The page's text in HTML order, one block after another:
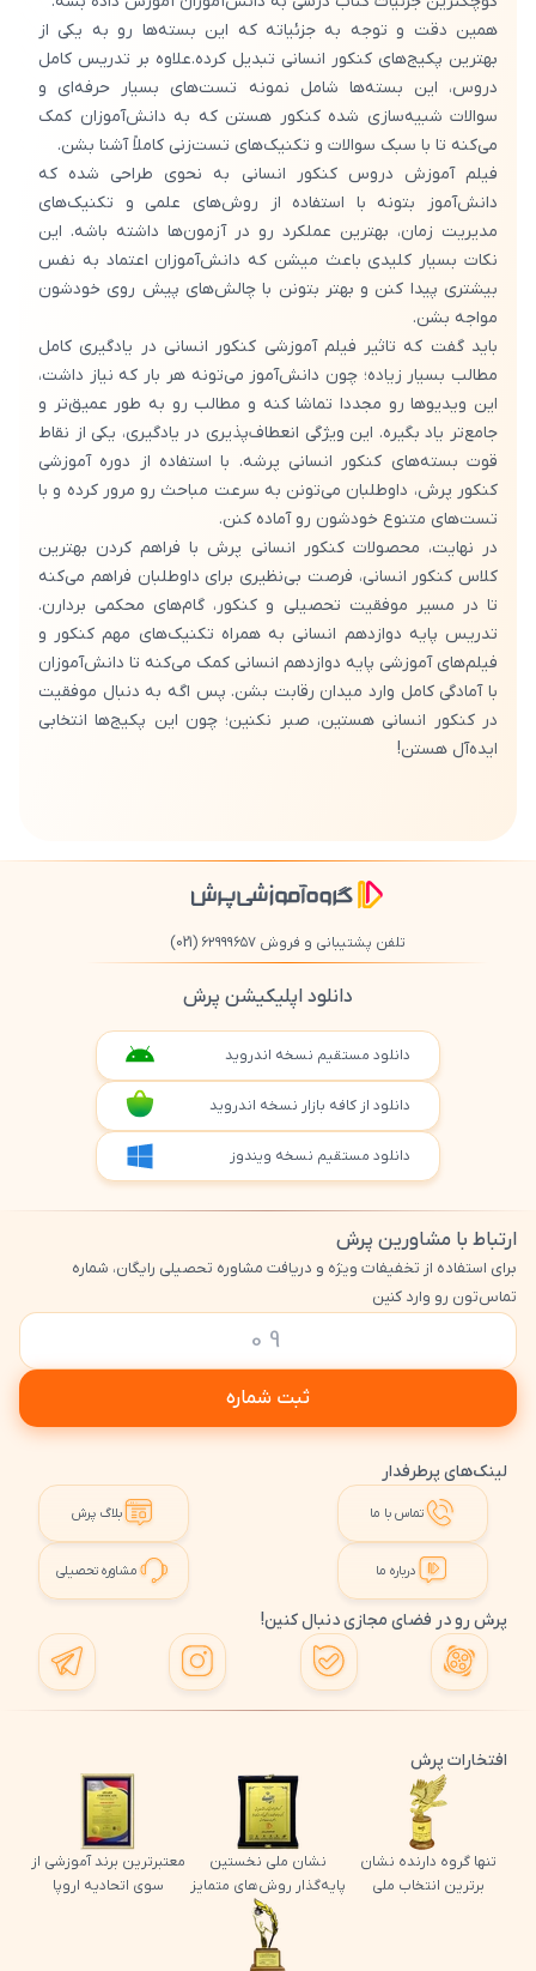
همین دقت و توجه به جزئیاته که این بسته‌ها رو به یکی از
بهترین پکیج‌های کنکور انسانی تبدیل کرده.علاوه بر تدریس کامل
دروس، این بسته‌ها شامل نمونه تست‌های بسیار حرفه‌ای و
سوالات شبیه‌سازی شده کنکور هستن که به دانش‌آموزان کمک
می‌کنه تا با سبک سوالات و تکنیک‌های تست‌زنی کاملاً آشنا بشن.
فیلم آموزش دروس کنکور انسانی به نحوی طراحی شده که
دانش‌آموز بتونه با استفاده از روش‌های علمی و تکنیک‌های
مدیریت زمان، بهترین عملکرد رو در آزمون‌ها داشته باشه. این
نکات بسیار کلیدی باعث میشن که دانش‌آموزان اعتماد به نفس
بیشتری پیدا کنن و بهتر بتونن با چالش‌های پیش روی خودشون
مواجه بشن.
باید گفت که تاثیر فیلم آموزشی کنکور انسانی در یادگیری کامل
مطالب بسیار زیاده؛ چون دانش‌آموز می‌تونه هر بار که نیاز داشت،
این ویدیوها رو مجددا تماشا کنه و مطالب رو به طور عمیق‌تر و
جامع‌تر یاد بگیره. این ویژگی انعطاف‌پذیری در یادگیری، یکی از نقاط
قوت بسته‌های کنکور انسانی پرشه. با استفاده از دوره آموزشی
کنکور پرش، داوطلبان می‌تونن به سرعت مباحث رو مرور کرده و با
تست‌های متنوع خودشون رو آماده کنن.
در نهایت، محصولات کنکور انسانی پرش با فراهم کردن بهترین
کلاس کنکور انسانی، فرصت بی‌نظیری برای داوطلبان فراهم می‌کنه
تا در مسیر موفقیت تحصیلی و کنکور، گام‌های محکمی بردارن.
تدریس پایه دوازدهم انسانی به همراه تکنیک‌های مهم کنکور و
فیلم‌های آموزشی پایه دوازدهم انسانی کمک می‌کنه تا دانش‌آموزان
با آمادگی کامل وارد میدان رقابت بشن. پس اگه به دنبال موفقیت
در کنکور انسانی هستین، صبر نکنین؛ چون این پکیج‌ها انتخابی
ایده‌آل هستن!
تلفن پشتیبانی و فروش ۶۲۹۹۹۶۵۷ (021)
دانلود اپلیکیشن پرش
دانلود مستقیم نسخه اندروید
دانلود از کافه بازار نسخه اندروید
دانلود مستقیم نسخه ویندوز
ارتباط با مشاورین پرش
برای استفاده از تخفیفات ویژه و دریافت مشاوره تحصیلی رایگان، شماره
تماس‌تون رو وارد کنین
ثبت شماره
لینک‌های پرطرفدار
تماس با ما بلاگ پرش
درباره ما مشاوره تحصیلی
پرش رو در فضای مجازی دنبال کنین!
افتخارات پرش
تنها گروه دارنده نشان
برترین انتخاب ملی
نشان ملی نخستین
پایه‌گذار روش‌های متمایز
معتبرترین برند آموزشی از
سوی اتحادیه اروپا